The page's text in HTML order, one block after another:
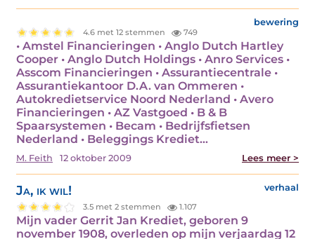
bewering
4.6 met 12 stemmen 749
• Amstel Financieringen • Anglo Dutch Hartley
Cooper • Anglo Dutch Holdings • Anro Services •
Asscom Financieringen • Assurantiecentrale •
Assurantiekantoor D.A. van Ommeren •
Autokredietservice Noord Nederland • Avero
Financieringen • AZ Vastgoed • B & B
Spaarsystemen • Becam • Bedrijfsfietsen
Nederland • Beleggings Krediet…
M. Feith 12 oktober 2009 Lees meer >
Ja, ik wil! verhaal
3.5 met 2 stemmen 1.107
Mijn vader Gerrit Jan Krediet, geboren 9
november 1908, overleden op mijn verjaardag 12